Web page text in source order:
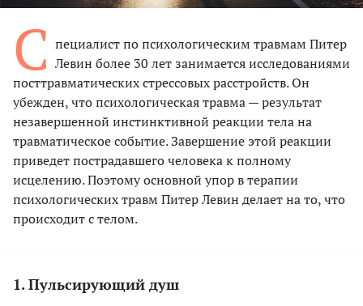
С пециалист по психологическим травмам Питер
Левин более 30 лет занимается исследованиями
посттравматических стрессовых расстройств. Он
убежден, что психологическая травма — результат
незавершенной инстинктивной реакции тела на
травматическое событие. Завершение этой реакции
приведет пострадавшего человека к полному
исцелению. Поэтому основной упор в терапии
психологических травм Питер Левин делает на то, что
происходит с телом.
1. Пульсирующий душ